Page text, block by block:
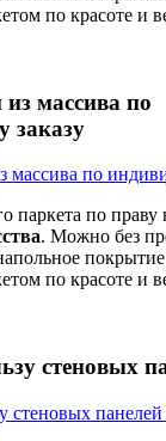
по красоте и
массива по
заказу
паркета по праву
. Можно без
по красоте и
стеновых